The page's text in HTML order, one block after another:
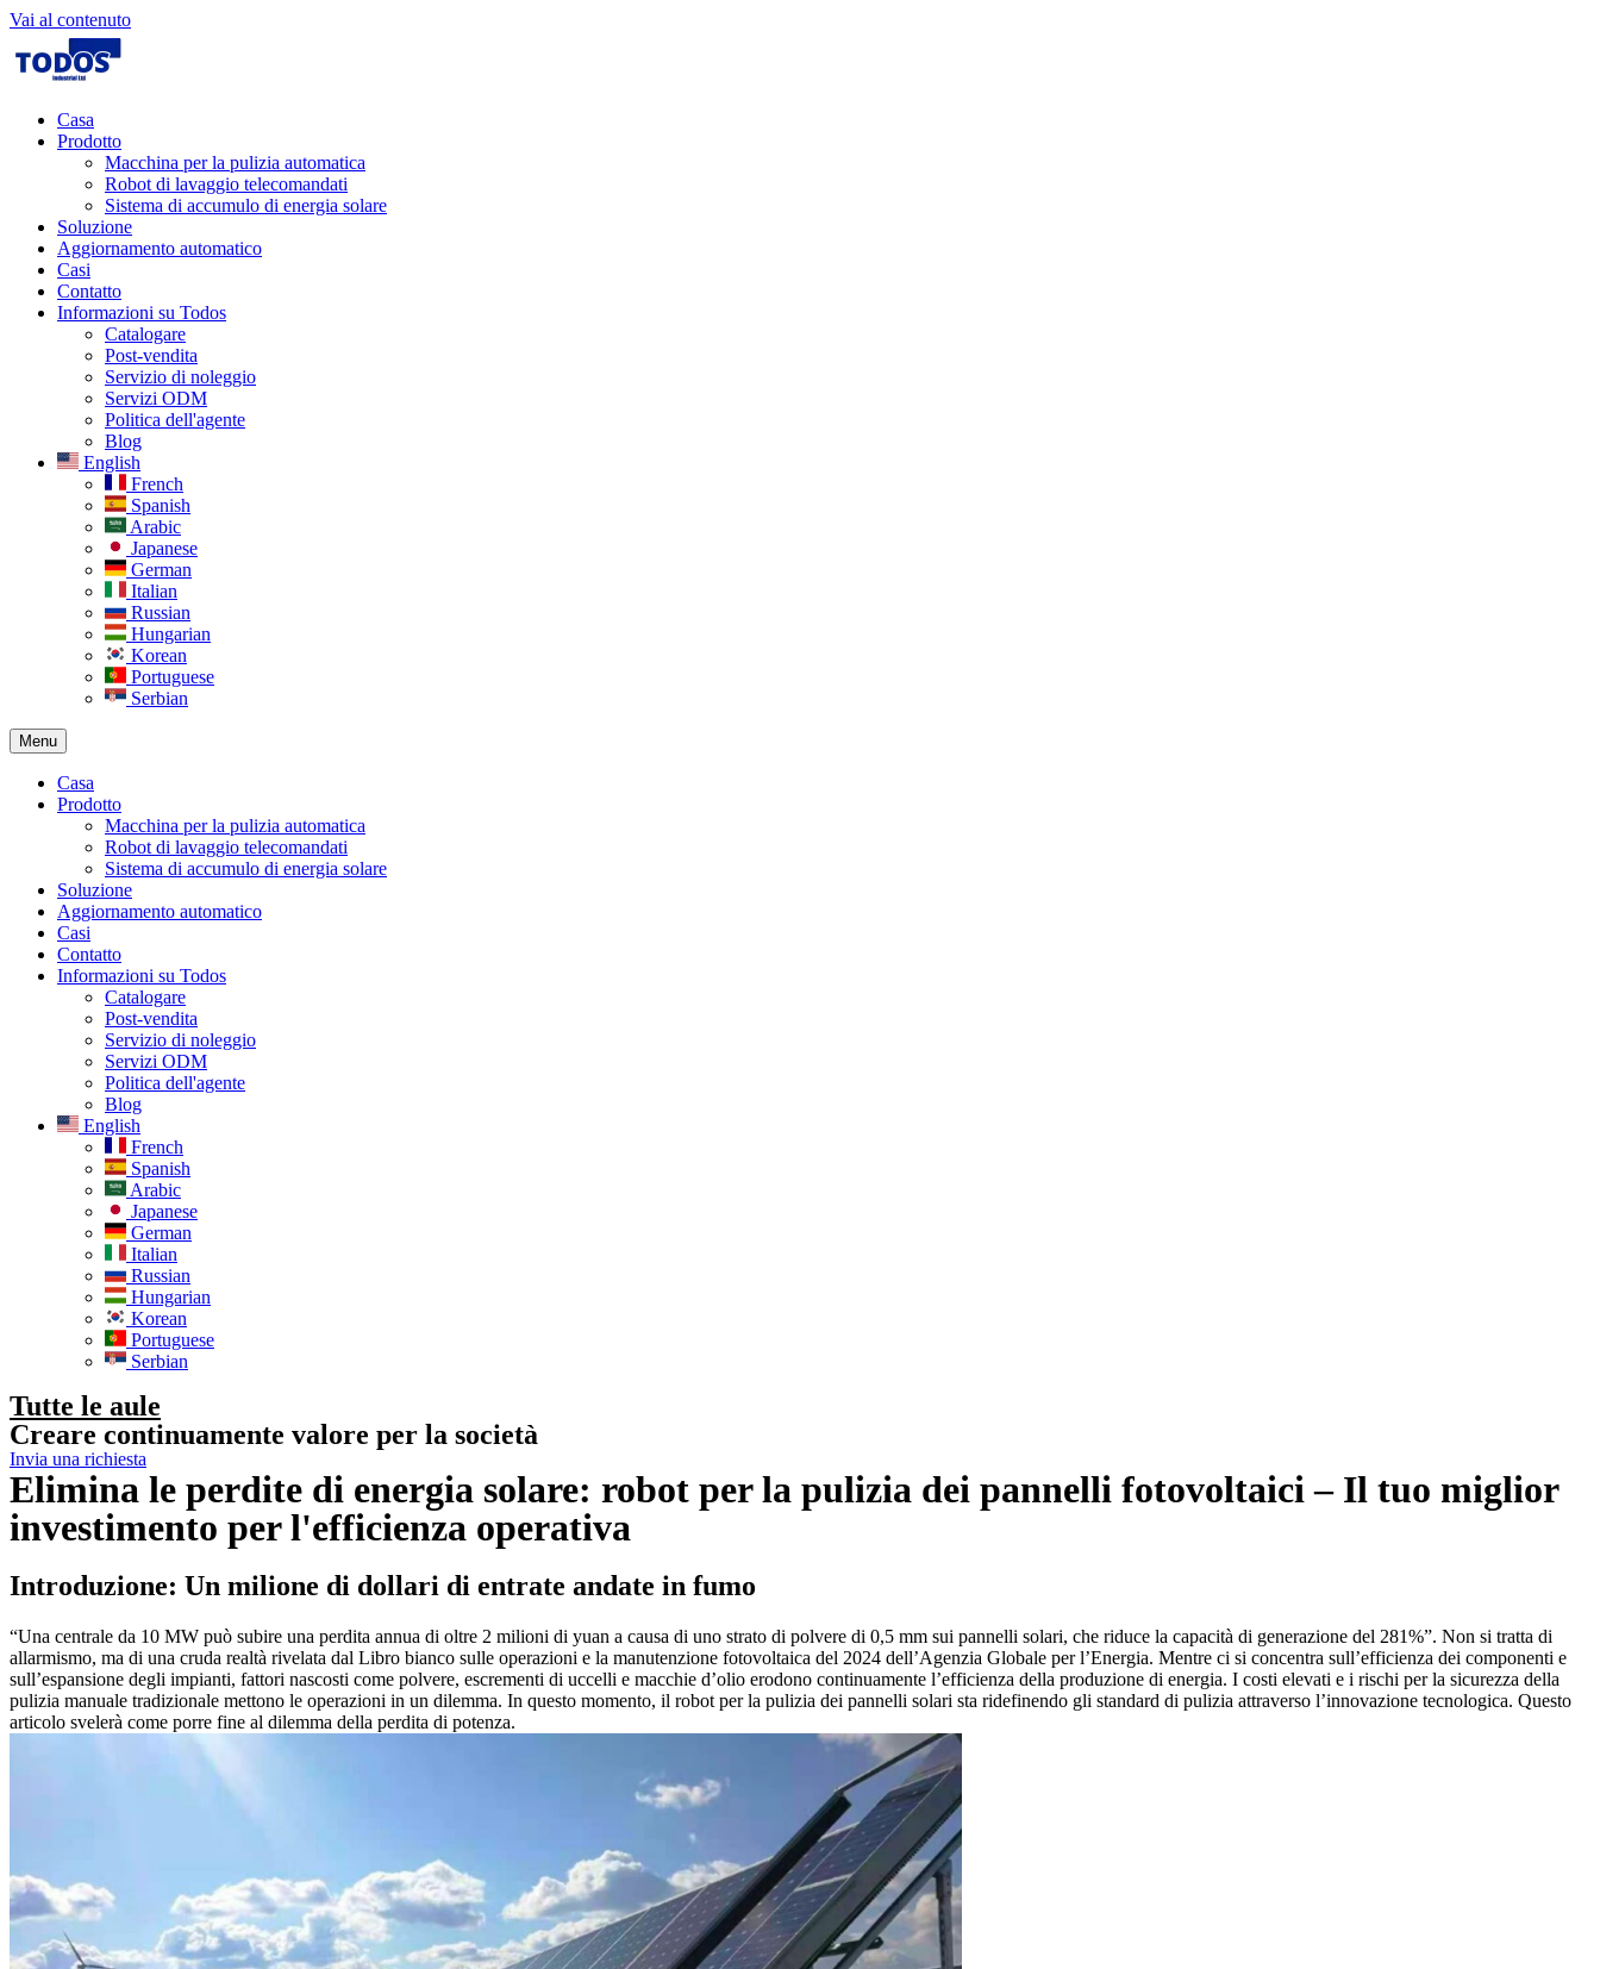
Vai al contenuto
Casa
Prodotto
Macchina per la pulizia automatica
Robot di lavaggio telecomandati
Sistema di accumulo di energia solare
Soluzione
Aggiornamento automatico
Casi
Contatto
Informazioni su Todos
Catalogare
Post-vendita
Servizio di noleggio
Servizi ODM
Politica dell'agente
Blog
English
French
Spanish
Arabic
Japanese
German
Italian
Russian
Hungarian
Korean
Portuguese
Serbian
Menu
Casa
Prodotto
Macchina per la pulizia automatica
Robot di lavaggio telecomandati
Sistema di accumulo di energia solare
Soluzione
Aggiornamento automatico
Casi
Contatto
Informazioni su Todos
Catalogare
Post-vendita
Servizio di noleggio
Servizi ODM
Politica dell'agente
Blog
English
French
Spanish
Arabic
Japanese
German
Italian
Russian
Hungarian
Korean
Portuguese
Serbian
Tutte le aule
Creare continuamente valore per la società
Invia una richiesta
Elimina le perdite di energia solare: robot per la pulizia dei pannelli fotovoltaici – Il tuo miglior
investimento per l'efficienza operativa
Introduzione: Un milione di dollari di entrate andate in fumo
“Una centrale da 10 MW può subire una perdita annua di oltre 2 milioni di yuan a causa di uno strato di polvere di 0,5 mm sui pannelli solari, che riduce la capacità di generazione del 281%”. Non si tratta di
allarmismo, ma di una cruda realtà rivelata dal Libro bianco sulle operazioni e la manutenzione fotovoltaica del 2024 dell’Agenzia Globale per l’Energia. Mentre ci si concentra sull’efficienza dei componenti e
sull’espansione degli impianti, fattori nascosti come polvere, escrementi di uccelli e macchie d’olio erodono continuamente l’efficienza della produzione di energia. I costi elevati e i rischi per la sicurezza della
pulizia manuale tradizionale mettono le operazioni in un dilemma. In questo momento, il robot per la pulizia dei pannelli solari sta ridefinendo gli standard di pulizia attraverso l’innovazione tecnologica. Questo
articolo svelerà come porre fine al dilemma della perdita di potenza.